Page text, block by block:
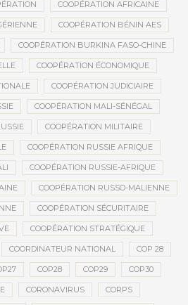
COOPÉRATION AFRICAINE
COOPÉRATION BÉNIN AES
COOPÉRATION BURKINA FASO-CHINE
COOPÉRATION ÉCONOMIQUE
COOPÉRATION JUDICIAIRE
COOPÉRATION MALI-SÉNÉGAL
COOPÉRATION MILITAIRE
COOPÉRATION RUSSIE AFRIQUE
COOPÉRATION RUSSIE-AFRIQUE
COOPÉRATION RUSSO-MALIENNE
COOPÉRATION SÉCURITAIRE
COOPÉRATION STRATÉGIQUE
COORDINATEUR NATIONAL COP 28
COP28 COP29 COP30
CORONAVIRUS CORPS